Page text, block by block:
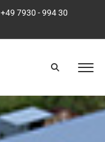
+49 7930 - 994 30